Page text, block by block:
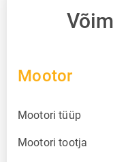
Mootor
Mootori tüüp
Mootori tootja